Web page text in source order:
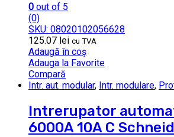
0 out of 5
(0)
SKU: 08020102056628
125.07 lei cu TVA
Adaugă în coș
Adauga la Favorite
Compară
Intr. aut. modular, Intr. modulare,
Intrerupator
6000A 10A C